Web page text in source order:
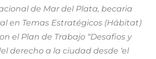
de Mar del Plata, becaria
en Temas Estratégicos (Hábitat)
el Plan de Trabajo “Desafios y
derecho a la ciudad desde ‘el